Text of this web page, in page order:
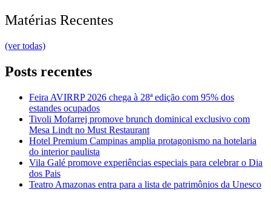
Matérias Recentes
(ver todas)
Posts recentes
Feira AVIRRP 2026 chega à 28ª edição com 95% dos
estandes ocupados
Tivoli Mofarrej promove brunch dominical exclusivo com
Mesa Lindt no Must Restaurant
Hotel Premium Campinas amplia protagonismo na hotelaria
do interior paulista
Vila Galé promove experiências especiais para celebrar o Dia
dos Pais
Teatro Amazonas entra para a lista de patrimônios da Unesco